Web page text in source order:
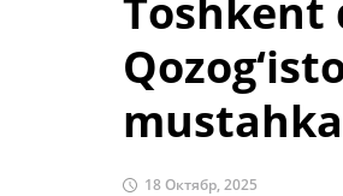
18 Октябр, 2025